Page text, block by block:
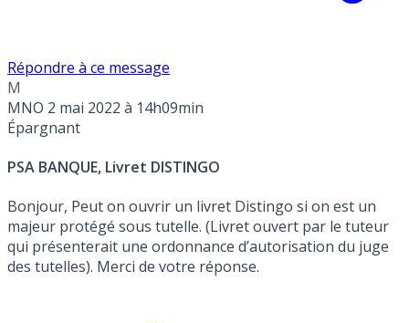
Répondre à ce message
M
MNO 2 mai 2022 à 14h09min
Épargnant
PSA BANQUE, Livret DISTINGO
Bonjour, Peut on ouvrir un livret Distingo si on est un
majeur protégé sous tutelle. (Livret ouvert par le tuteur
qui présenterait une ordonnance d’autorisation du juge
des tutelles). Merci de votre réponse.